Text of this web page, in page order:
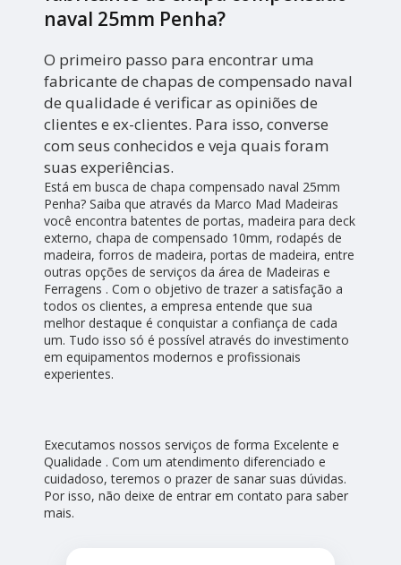
naval 25mm Penha?
O primeiro passo para encontrar uma
fabricante de chapas de compensado naval
de qualidade é verificar as opiniões de
clientes e ex-clientes. Para isso, converse
com seus conhecidos e veja quais foram
suas experiências.
Está em busca de chapa compensado naval 25mm
Penha? Saiba que através da Marco Mad Madeiras
você encontra batentes de portas, madeira para deck
externo, chapa de compensado 10mm, rodapés de
madeira, forros de madeira, portas de madeira, entre
outras opções de serviços da área de Madeiras e
Ferragens . Com o objetivo de trazer a satisfação a
todos os clientes, a empresa entende que sua
melhor destaque é conquistar a confiança de cada
um. Tudo isso só é possível através do investimento
em equipamentos modernos e profissionais
experientes.
Executamos nossos serviços de forma Excelente e
Qualidade . Com um atendimento diferenciado e
cuidadoso, teremos o prazer de sanar suas dúvidas.
Por isso, não deixe de entrar em contato para saber
mais.